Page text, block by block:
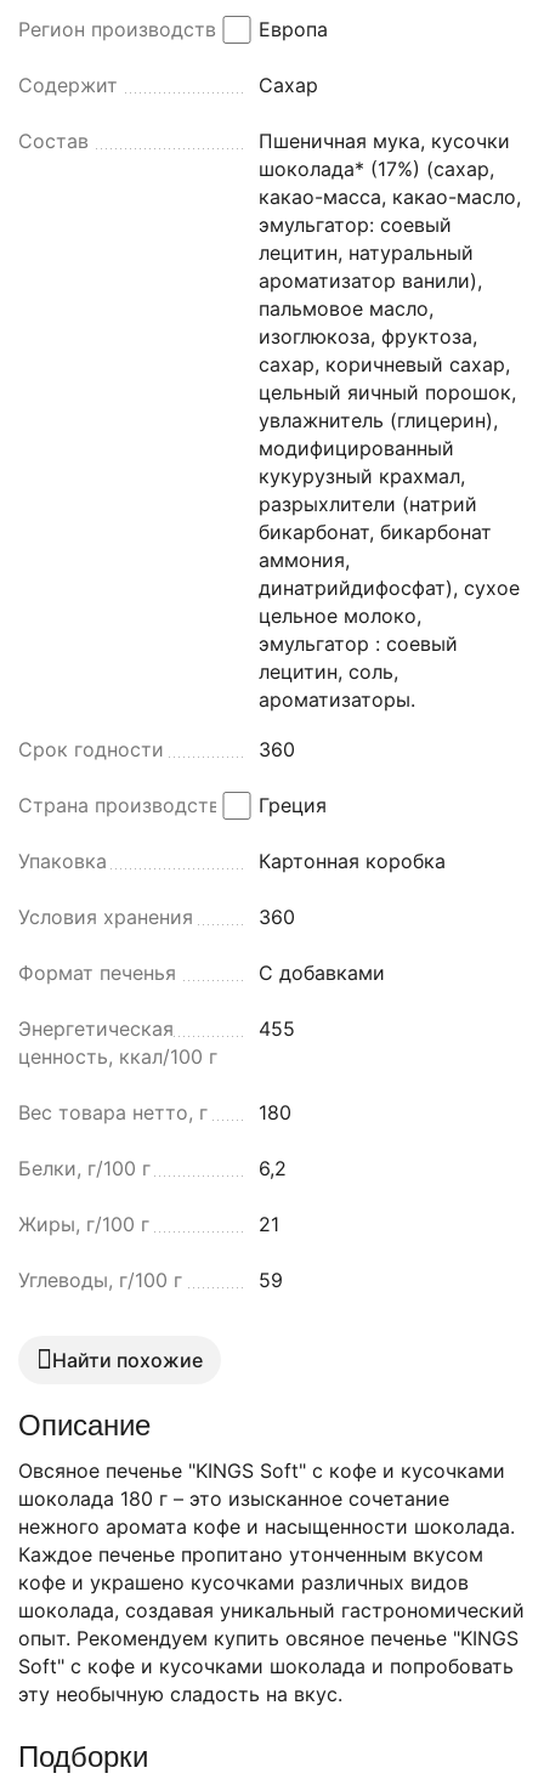
Регион производства Европа
Содержит Сахар
Состав
Пшеничная мука, кусочки
шоколада* (17%) (сахар,
какао-масса, какао-масло,
эмульгатор: соевый
лецитин, натуральный
ароматизатор ванили),
пальмовое масло,
изоглюкоза, фруктоза,
сахар, коричневый сахар,
цельный яичный порошок,
увлажнитель (глицерин),
модифицированный
кукурузный крахмал,
разрыхлители (натрий
бикарбонат, бикарбонат
аммония,
динатрийдифосфат), сухое
цельное молоко,
эмульгатор : соевый
лецитин, соль,
ароматизаторы.
Срок годности 360
Страна производства Греция
Упаковка Картонная коробка
Условия хранения 360
Формат печенья С добавками
Энергетическая
ценность, ккал/100 г
455
Вес товара нетто, г 180
Белки, г/100 г 6,2
Жиры, г/100 г 21
Углеводы, г/100 г 59
Найти похожие
Описание
Овсяное печенье "KINGS Soft" с кофе и кусочками
шоколада 180 г – это изысканное сочетание
нежного аромата кофе и насыщенности шоколада.
Каждое печенье пропитано утонченным вкусом
кофе и украшено кусочками различных видов
шоколада, создавая уникальный гастрономический
опыт. Рекомендуем купить овсяное печенье "KINGS
Soft" с кофе и кусочками шоколада и попробовать
эту необычную сладость на вкус.
Подборки